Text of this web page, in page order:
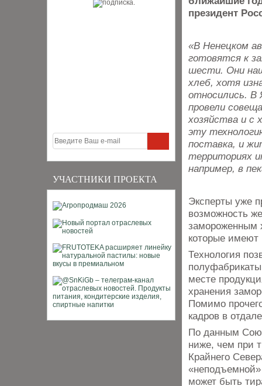
УЧАСТНИКИ ПРОЕКТА
президент
«В Ненецком
готовятся к
шести. Они
хлеб, хотя
относились. В
провели
хозяйства и с
эту
поставка, и
территориях
например, в
Эксперты уже
возможность
замороженным
которые имеют
Технология
месте
хранения
Помимо
кадров в
По данным
ниже, чем при
Крайнего
«неподъемной»
может быть